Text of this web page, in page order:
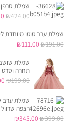
היה:
הוא:
שמלת סרפן
₪424.00
שמלת ערב טוטו מיוחדת
₪191.00
המחיר
היה:
₪191.00.
₪111.00
הוא:
שמלת
תחרה וסרט
₪199.00
שמלת ערב
רצפה
₪399.00
המחיר ₪345.00